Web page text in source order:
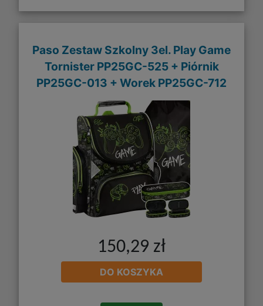
Paso Zestaw Szkolny 3el. Play Game
Tornister PP25GC-525 + Piórnik
PP25GC-013 + Worek PP25GC-712
150,29 zł
DO KOSZYKA